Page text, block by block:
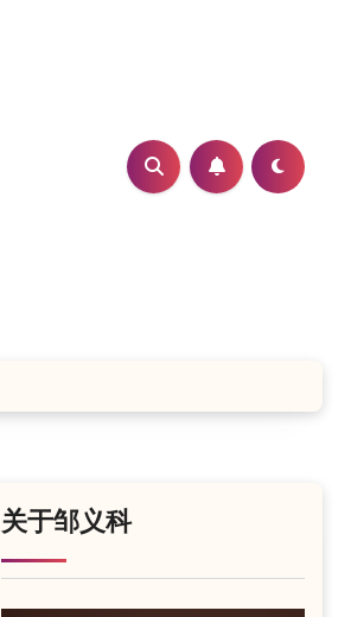
关于邹义科